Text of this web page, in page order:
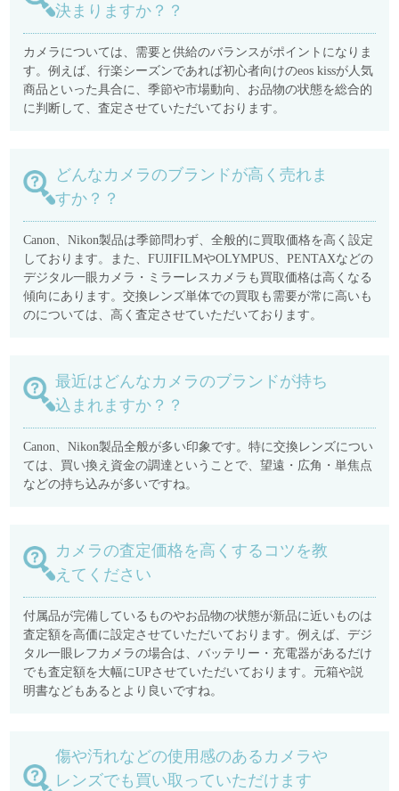
決まりますか？？
カメラについては、需要と供給のバランスがポイントになりま
す。例えば、行楽シーズンであれば初心者向けのeos kissが人気
商品といった具合に、季節や市場動向、お品物の状態を総合的
に判断して、査定させていただいております。
どんなカメラのブランドが高く売れま
すか？？
Canon、Nikon製品は季節問わず、全般的に買取価格を高く設定
しております。また、FUJIFILMやOLYMPUS、PENTAXなどの
デジタル一眼カメラ・ミラーレスカメラも買取価格は高くなる
傾向にあります。交換レンズ単体での買取も需要が常に高いも
のについては、高く査定させていただいております。
最近はどんなカメラのブランドが持ち
込まれますか？？
Canon、Nikon製品全般が多い印象です。特に交換レンズについ
ては、買い換え資金の調達ということで、望遠・広角・単焦点
などの持ち込みが多いですね。
カメラの査定価格を高くするコツを教
えてください
付属品が完備しているものやお品物の状態が新品に近いものは
査定額を高価に設定させていただいております。例えば、デジ
タル一眼レフカメラの場合は、バッテリー・充電器があるだけ
でも査定額を大幅にUPさせていただいております。元箱や説
明書などもあるとより良いですね。
傷や汚れなどの使用感のあるカメラや
レンズでも買い取っていただけます